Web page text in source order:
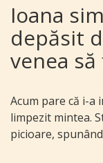
Ioana
depăsit
venea
Acum pare că i-a
limpezit mintea.
picioare,